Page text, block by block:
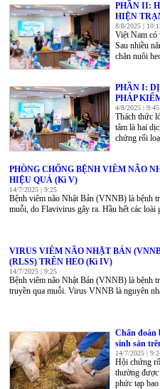
PHẦN II:
HIỆN
8/8/2025 |
Việt Nam có
Sau nhiều
chăn nuôi
PHẦN I:
PHÁP
4/8/2025 | 9:45
Thách thức
tâm là hai
chứng rối
PHÒNG CHỐNG BỆNH VIÊM NÃO
HIỆU QUẢ (Kì V)
14/7/2025 | 9:25
Bệnh viêm não Nhật Bản (VNNB) là bệnh
muỗi, do Flavivirus gây ra. Hầu hết các loài
VIRUS VIÊM NÃO NHẬT BẢN
(RLSS) TRÊN HEO (Kì IV)
14/7/2025 | 9:25
Bệnh viêm não Nhật Bản (VNNB) là bệnh
truyền qua muỗi. Virus VNNB là nguyên
Chẩn đoán
sinh sản
14/7/2025 |
Hội chứng
thường được
phức tạp